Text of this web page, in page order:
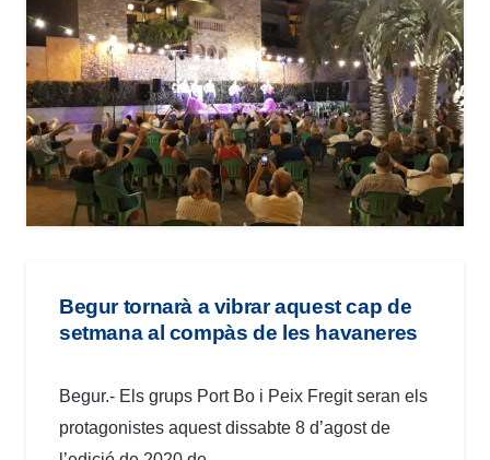
Begur tornarà a vibrar aquest cap de
setmana al compàs de les havaneres
Begur.- Els grups Port Bo i Peix Fregit seran els
protagonistes aquest dissabte 8 d’agost de